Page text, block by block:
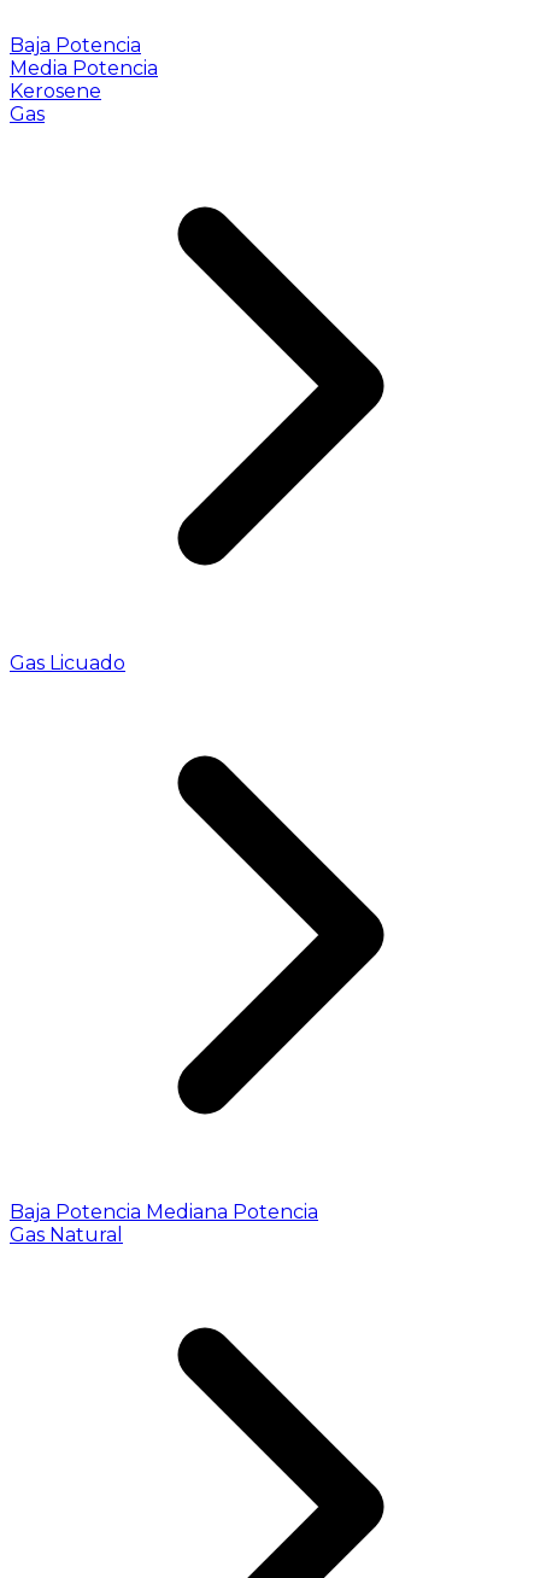
Baja Potencia
Media Potencia
Kerosene
Gas
Gas Licuado
Baja Potencia Mediana Potencia
Gas Natural